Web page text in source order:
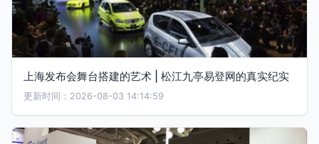
上海发布会舞台搭建的艺术 | 松江九亭易登网的真实纪实
更新时间：2026-08-03 14:14:59